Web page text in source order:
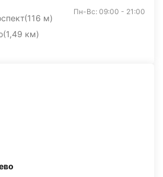
(116 м)
(1,49 км)
Пн-Вс: 09:00 - 21:00